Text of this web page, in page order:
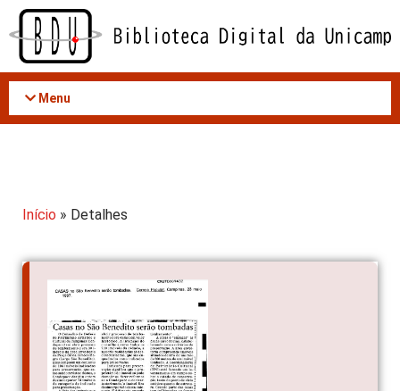
Acessar
conteúdo
Menu
Início » Detalhes